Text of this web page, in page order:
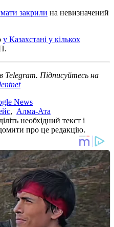
закрили на невизначений
у Казахстані у кількох
в Telegram. Підписуйтесь на
News
, Алма-Ата
необхідний текст і
про це редакцію.